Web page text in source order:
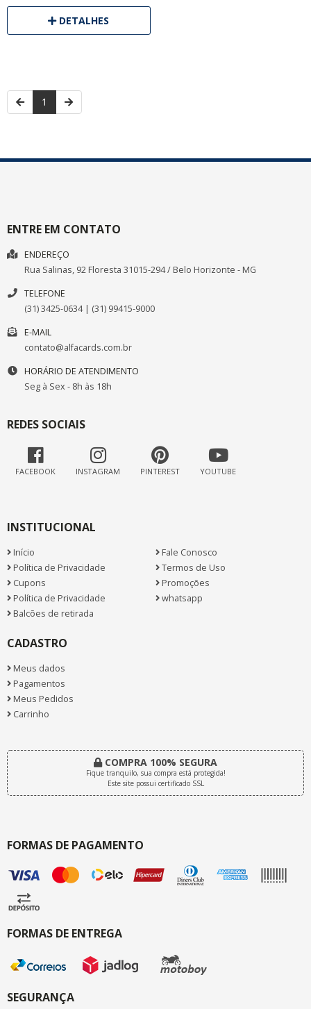
DETALHES
1
ENTRE EM CONTATO
ENDEREÇO
Rua Salinas, 92 Floresta 31015-294/ Belo Horizonte - MG
TELEFONE
(31) 3425-0634 | (31) 99415-9000
E-MAIL
contato@alfacards.com.br
HORÁRIO DE ATENDIMENTO
Seg à Sex - 8h às 18h
REDES SOCIAIS
FACEBOOK INSTAGRAM PINTEREST YOUTUBE
INSTITUCIONAL
Início
Fale Conosco
Política de Privacidade
Termos de Uso
Cupons
Promoções
Política de Privacidade
whatsapp
Balcões de retirada
CADASTRO
Meus dados
Pagamentos
Meus Pedidos
Carrinho
COMPRA 100% SEGURA
Fique tranquilo, sua compra está protegida!
Este site possui certificado SSL
FORMAS DE PAGAMENTO
FORMAS DE ENTREGA
SEGURANÇA